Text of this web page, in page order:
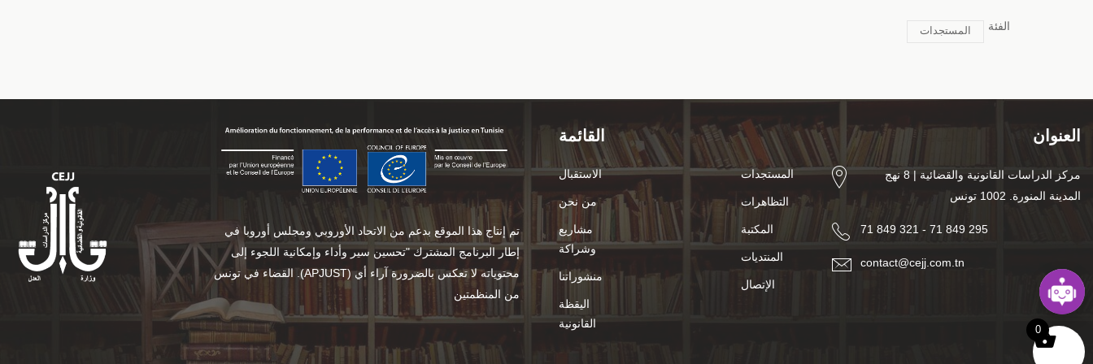
الفئة المستجدات
تم إنتاج هذا الموقع بدعم من الاتحاد الأوروبي ومجلس أوروبا في
إطار البرنامج المشترك "تحسين سير وأداء وإمكانية اللجوء إلى
القضاء في تونس .(APJUST) محتوياته لا تعكس بالضرورة آراء أي
من المنظمتين
القائمة
الاستقبال
من نحن
مشاريع
وشراكة
منشوراتنا
اليقظة
القانونية
المستجدات
التظاهرات
المكتبة
المنتديات
الإتصال
العنوان
مركز الدراسات القانونية والقضائية | 8 نهج
المدينة المنورة. 1002 تونس
71 849 321 - 71 849 295
contact@cejj.com.tn
0